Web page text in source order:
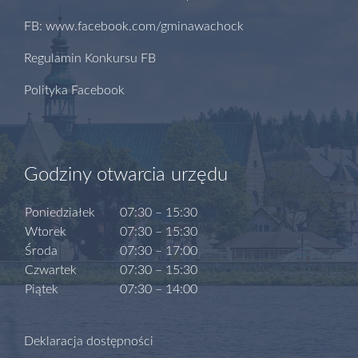
FB: www.facebook.com/gminawachock
Regulamin Konkursu FB
Polityka Facebook
Godziny otwarcia urzędu
Poniedziałek
Wtorek
Środa
Czwartek
Piątek
07:30 – 15:30
07:30 – 15:30
07:30 – 17:00
07:30 – 15:30
07:30 – 14:00
Deklaracja dostępności